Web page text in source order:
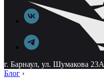
г. Барнаул, ул. Шумакова 23А
Блог ›